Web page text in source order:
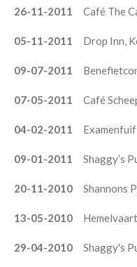
26-11-2011 Café The
05-11-2011 Drop Inn,
09-07-2011
07-05-2011 Café
04-02-2011
09-01-2011 Shaggy’s
20-11-2010 Shannons
13-05-2010
29-04-2010 Shaggy's